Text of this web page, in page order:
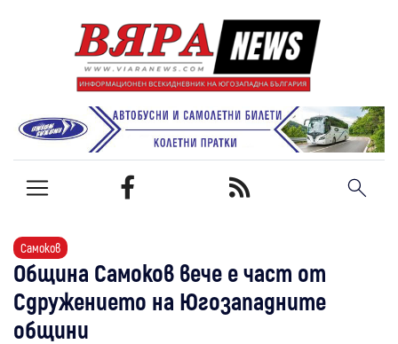
Самоков
Община Самоков вече е част от
Сдружението на Югозападните
общини